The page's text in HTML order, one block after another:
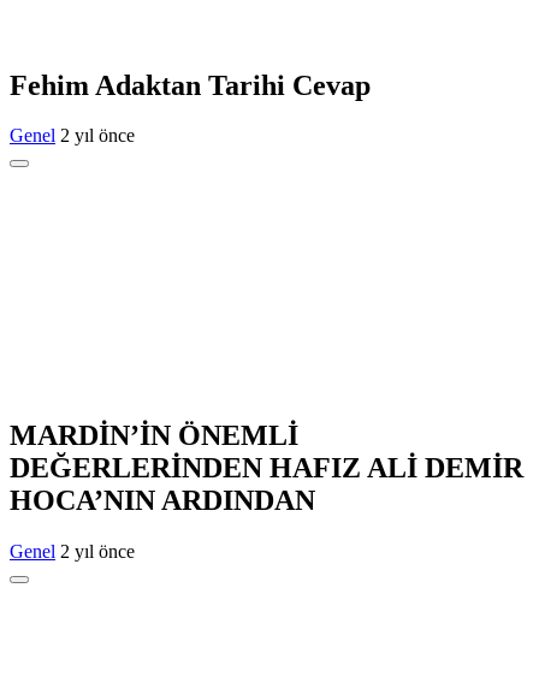
Fehim Adaktan Tarihi Cevap
Genel 2 yıl önce
MARDİN’İN ÖNEMLİ
DEĞERLERİNDEN HAFIZ ALİ DEMİR
HOCA’NIN ARDINDAN
Genel 2 yıl önce